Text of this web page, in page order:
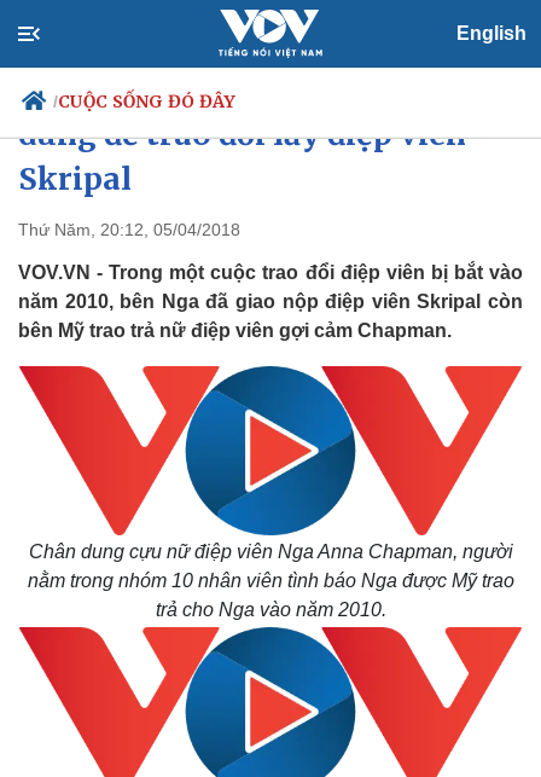
English
/CUỘC SỐNG ĐÓ ĐÂY
Chính trị
Tổ chức nhân sự
Quốc hội
Nhận diện sự thật
Tin 24h
Dự báo thời tiết
Giáo dục
Dấu ấn VOV
Biển đảo
Ảnh: Nữ điệp viên Nga gợi cảm
dùng để trao đổi lấy điệp viên
Skripal
Thứ Năm, 20:12, 05/04/2018
VOV.VN - Trong một cuộc trao đổi điệp viên bị bắt vào
năm 2010, bên Nga đã giao nộp điệp viên Skripal còn
bên Mỹ trao trả nữ điệp viên gợi cảm Chapman.
Chân dung cựu nữ điệp viên Nga Anna Chapman, người
nằm trong nhóm 10 nhân viên tình báo Nga được Mỹ trao
trả cho Nga vào năm 2010.